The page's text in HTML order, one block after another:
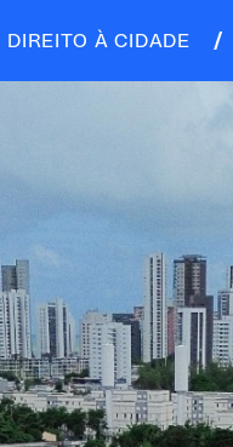
DIREITO À CIDADE